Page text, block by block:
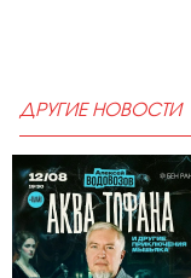
ДРУГИЕ НОВОСТИ